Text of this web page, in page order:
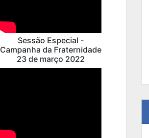
Sessão Especial -
Campanha da Fraternidade
23 de março 2022